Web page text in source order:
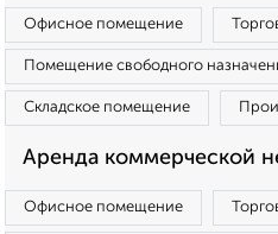
Офисное помещение
Помещение свободного
Складское помещение
Аренда коммерческой
Офисное помещение